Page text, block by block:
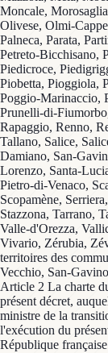
Moncale,
Olivese, Olmi-
Palneca, Parata,
Petreto-Bicchisano,
Piedicroce,
Piobetta, Pioggiola,
Poggio-Marinaccio,
Prunelli-di-
Rapaggio, Renno,
Tallano, Salice,
Damiano, San-
Lorenzo, Santa-
Pietro-di-Venaco,
Scopamène,
Stazzona, Tarrano,
Valle-d'Orezza,
Vivario, Zérubia,
territoires des
Vecchio, San-
Article 2 La charte
présent décret,
ministre de la
l'exécution du
République